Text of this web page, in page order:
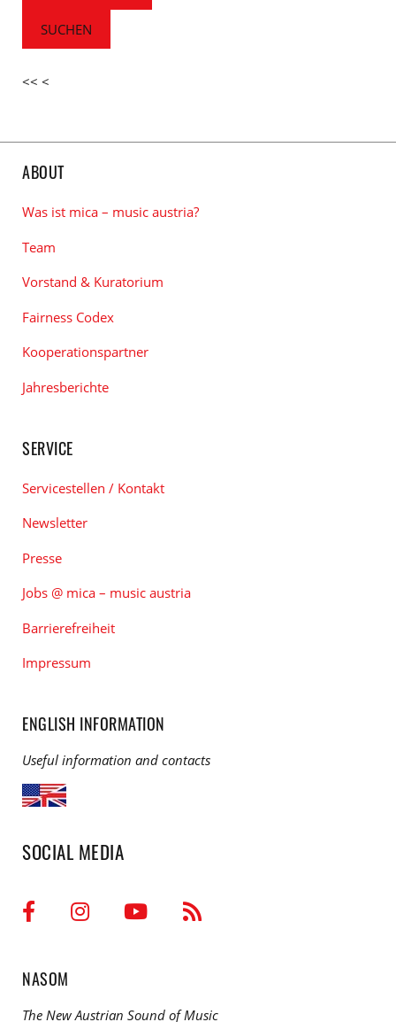
SUCHEN
<< <
ABOUT
Was ist mica – music austria?
Team
Vorstand & Kuratorium
Fairness Codex
Kooperationspartner
Jahresberichte
SERVICE
Servicestellen / Kontakt
Newsletter
Presse
Jobs @ mica – music austria
Barrierefreiheit
Impressum
ENGLISH INFORMATION
Useful information and contacts
SOCIAL MEDIA
NASOM
The New Austrian Sound of Music